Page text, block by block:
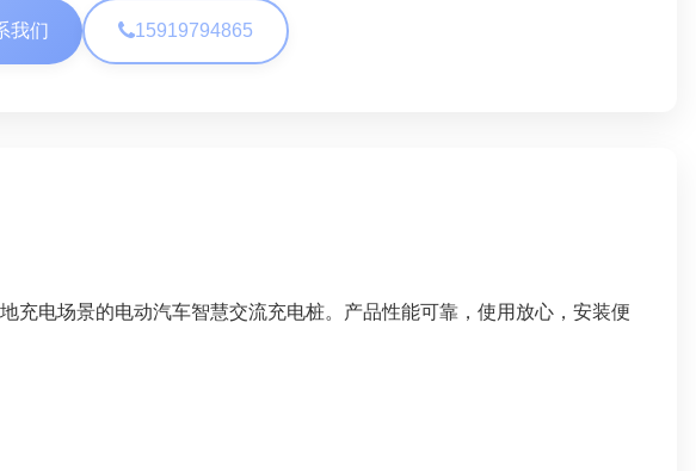
我们 15919794865
充电场景的电动汽车智慧交流充电桩。产品性能可靠，使用放心，安装便